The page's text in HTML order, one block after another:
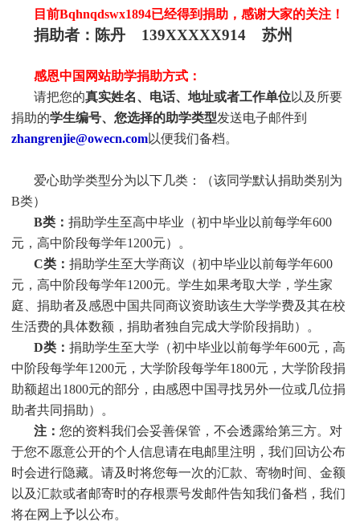
目前Bqhnqdswx1894已经得到捐助，感谢大家的关注！
捐助者：陈丹 139XXXXX914 苏州
感恩中国网站助学捐助方式：
请把您的真实姓名、电话、地址或者工作单位以及所要
捐助的学生编号、您选择的助学类型发送电子邮件到
zhangrenjie@owecn.com以便我们备档。
爱心助学类型分为以下几类：（该同学默认捐助类别为
B类）
B类： 捐助学生至高中毕业（初中毕业以前每学年600
元，高中阶段每学年1200元）。
C类： 捐助学生至大学商议（初中毕业以前每学年600
元，高中阶段每学年1200元。 学生如果考取大学， 学生家
庭、捐助者及感恩中国共同商议资助该生大学学费及其在校
生活费的具体数额，捐助者独自完成大学阶段捐助）。
D类： 捐助学生至大学（初中毕业以前每学年600元，高
中阶段每学年1200元，大学阶段每学年1800元，大学阶段捐
助额超出1800元的部分，由感恩中国寻找另外一位或几位捐
助者共同捐助）。
注： 您的资料我们会妥善保管，不会透露给第三方。对
于您不愿意公开的个人信息请在电邮里注明，我们回访公布
时会进行隐藏。请及时将您每一次的汇款、寄物时间、金额
以及汇款或者邮寄时的存根票号发邮件告知我们备档，我们
将在网上予以公布。